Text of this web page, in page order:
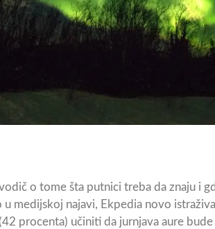
o tome šta putnici treba da znaju i
medijskoj najavi, Ekpedia novo
procenta) učiniti da jurnjava aure